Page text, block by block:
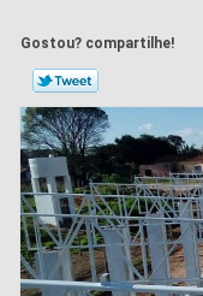
Gostou? compartilhe!